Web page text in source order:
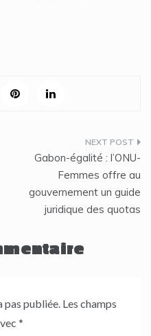
Gabon-égalité : l’ONU-
Femmes offre au
gouvernement un guide
juridique des quotas
pas publiée. Les champs
*